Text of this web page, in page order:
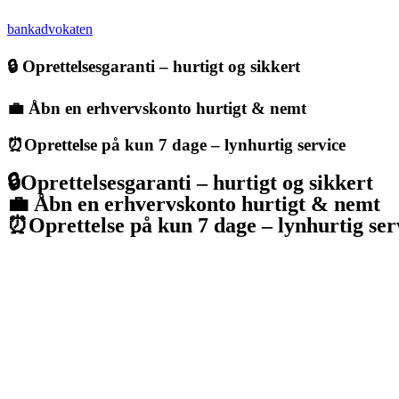
bankadvokaten
🔒 Oprettelsesgaranti – hurtigt og sikkert
💼 Åbn en erhvervskonto hurtigt & nemt
⏰Oprettelse på kun 7 dage – lynhurtig service
🔒Oprettelsesgaranti – hurtigt og sikkert
💼 Åbn en erhvervskonto hurtigt & nemt
⏰Oprettelse på kun 7 dage – lynhurtig